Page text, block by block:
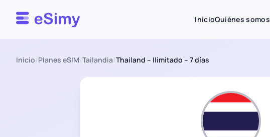
Esimy InicioQuiénes somos
Inicio/Planes eSIM/Tailandia/Thailand – Ilimitado – 7 días